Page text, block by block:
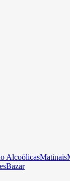
AlcoólicasMatinais
Bazar